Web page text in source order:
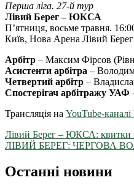
Перша ліга. 27-й тур
Лівий Берег – ЮКСА
П’ятниця, восьме травня.
Київ, Нова Арена Лівий Берег
Арбітр – Максим Фірсов
Асистенти арбітра –
Четвертий арбітр –
Спостерігач арбітражу УАФ
Трансляція на YouTube-
Лівий Берег – ЮКСА: квитки
ЛІВИЙ БЕРЕГ: ЧЕРГОВА
Останні новини